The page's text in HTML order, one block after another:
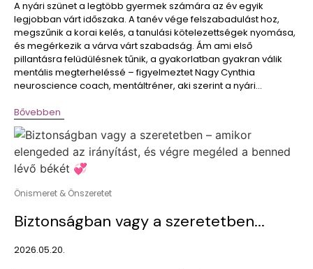
A nyári szünet a legtöbb gyermek számára az év egyik
legjobban várt időszaka. A tanév vége felszabadulást hoz,
megszűnik a korai kelés, a tanulási kötelezettségek nyomása,
és megérkezik a várva várt szabadság. Ám ami első
pillantásra felüdülésnek tűnik, a gyakorlatban gyakran válik
mentális megterheléssé – figyelmeztet Nagy Cynthia
neuroscience coach, mentáltréner, aki szerint a nyári...
Bővebben
Önismeret & Önszeretet
Biztonságban vagy a szeretetben...
2026.05.20.